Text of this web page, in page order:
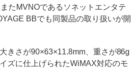
たMVNOであるソネットエンタテ
BBでも同製品の取り扱いが開
きさが90×63×11.8mm、重さが86g
ズに仕上げられたWiMAX対応のモ